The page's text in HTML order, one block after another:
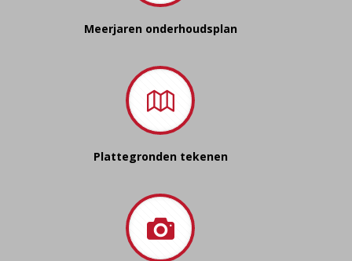
Meerjaren onderhoudsplan
Plattegronden tekenen